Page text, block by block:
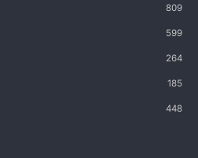
809
599
264
185
448